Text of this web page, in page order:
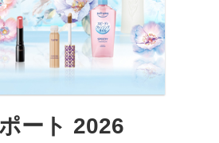
ート 2026